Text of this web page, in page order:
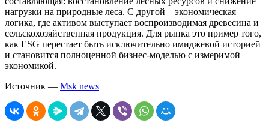
нагрузки на природные леса. С другой – экономическая
логика, где активом выступает воспроизводимая древесина и
сельскохозяйственная продукция. Для рынка это пример того,
как ESG перестает быть исключительно имиджевой историей
и становится полноценной бизнес-моделью с измеримой
экономикой.
Источник — Msk news